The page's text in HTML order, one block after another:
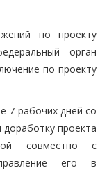
по проекту
орган
по проекту
7 рабочих дней со
доработку проекта
совместно с
его в